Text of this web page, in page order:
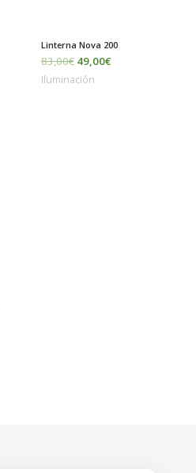
Linterna Nova 200
83,00€ 49,00€
Iluminación